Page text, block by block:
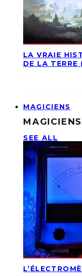
LA VRAIE
DE LA TERRE
MAGICIENS
MAGICIENS
SEE ALL